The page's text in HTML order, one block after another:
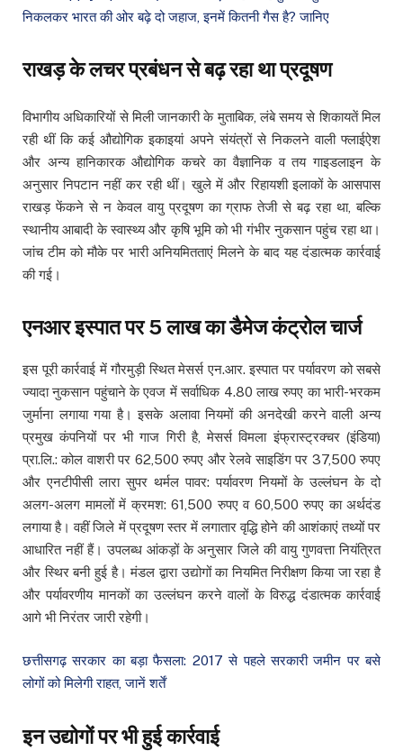
निकलकर भारत की ओर बढ़े दो जहाज, इनमें कितनी गैस है? जानिए
राखड़ के लचर प्रबंधन से बढ़ रहा था प्रदूषण
विभागीय अधिकारियों से मिली जानकारी के मुताबिक, लंबे समय से शिकायतें मिल
रही थीं कि कई औद्योगिक इकाइयां अपने संयंत्रों से निकलने वाली फ्लाईऐश
और अन्य हानिकारक औद्योगिक कचरे का वैज्ञानिक व तय गाइडलाइन के
अनुसार निपटान नहीं कर रही थीं। खुले में और रिहायशी इलाकों के आसपास
राखड़ फेंकने से न केवल वायु प्रदूषण का ग्राफ तेजी से बढ़ रहा था, बल्कि
स्थानीय आबादी के स्वास्थ्य और कृषि भूमि को भी गंभीर नुकसान पहुंच रहा था।
जांच टीम को मौके पर भारी अनियमितताएं मिलने के बाद यह दंडात्मक कार्रवाई
की गई।
एनआर इस्पात पर 5 लाख का डैमेज कंट्रोल चार्ज
इस पूरी कार्रवाई में गौरमुड़ी स्थित मेसर्स एन.आर. इस्पात पर पर्यावरण को सबसे
ज्यादा नुकसान पहुंचाने के एवज में सर्वाधिक 4.80 लाख रुपए का भारी-भरकम
जुर्माना लगाया गया है। इसके अलावा नियमों की अनदेखी करने वाली अन्य
प्रमुख कंपनियों पर भी गाज गिरी है, मेसर्स विमला इंफ्रास्ट्रक्चर (इंडिया)
प्रा.लि.: कोल वाशरी पर 62,500 रुपए और रेलवे साइडिंग पर 37,500 रुपए
और एनटीपीसी लारा सुपर थर्मल पावर: पर्यावरण नियमों के उल्लंघन के दो
अलग-अलग मामलों में क्रमश: 61,500 रुपए व 60,500 रुपए का अर्थदंड
लगाया है। वहीं जिले में प्रदूषण स्तर में लगातार वृद्धि होने की आशंकाएं तथ्यों पर
आधारित नहीं हैं। उपलब्ध आंकड़ों के अनुसार जिले की वायु गुणवत्ता नियंत्रित
और स्थिर बनी हुई है। मंडल द्वारा उद्योगों का नियमित निरीक्षण किया जा रहा है
और पर्यावरणीय मानकों का उल्लंघन करने वालों के विरुद्ध दंडात्मक कार्रवाई
आगे भी निरंतर जारी रहेगी।
छत्तीसगढ़ सरकार का बड़ा फैसला: 2017 से पहले सरकारी जमीन पर बसे
लोगों को मिलेगी राहत, जानें शर्तें
इन उद्योगों पर भी हुई कार्रवाई